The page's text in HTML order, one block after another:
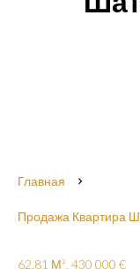
Главная
Продажа Квартира
62.81 М², 430 000 €